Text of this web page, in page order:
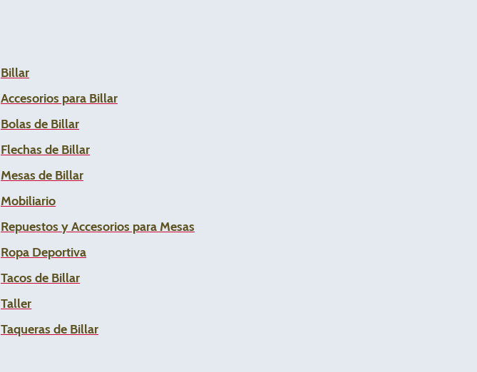
Billar
Accesorios para Billar
Bolas de Billar
Flechas de Billar
Mesas de Billar
Mobiliario
Repuestos y Accesorios para Mesas
Ropa Deportiva
Tacos de Billar
Taller
Taqueras de Billar